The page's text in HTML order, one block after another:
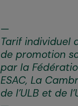
Tarif individuel
de promotion
par la
ESAC, La
de l’ULB et de